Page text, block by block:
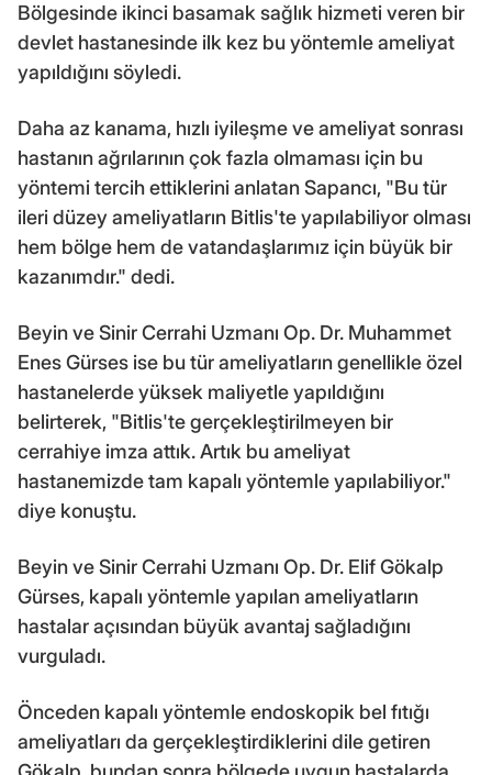
Bölgesinde ikinci basamak sağlık hizmeti veren bir
devlet hastanesinde ilk kez bu yöntemle ameliyat
yapıldığını söyledi.
Daha az kanama, hızlı iyileşme ve ameliyat sonrası
hastanın ağrılarının çok fazla olmaması için bu
yöntemi tercih ettiklerini anlatan Sapancı, "Bu tür
ileri düzey ameliyatların Bitlis'te yapılabiliyor olması
hem bölge hem de vatandaşlarımız için büyük bir
kazanımdır." dedi.
Beyin ve Sinir Cerrahi Uzmanı Op. Dr. Muhammet
Enes Gürses ise bu tür ameliyatların genellikle özel
hastanelerde yüksek maliyetle yapıldığını
belirterek, "Bitlis'te gerçekleştirilmeyen bir
cerrahiye imza attık. Artık bu ameliyat
hastanemizde tam kapalı yöntemle yapılabiliyor."
diye konuştu.
Beyin ve Sinir Cerrahi Uzmanı Op. Dr. Elif Gökalp
Gürses, kapalı yöntemle yapılan ameliyatların
hastalar açısından büyük avantaj sağladığını
vurguladı.
Önceden kapalı yöntemle endoskopik bel fıtığı
ameliyatları da gerçekleştirdiklerini dile getiren